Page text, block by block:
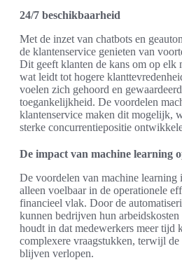
24/7 beschikbaarheid
Met de inzet van chatbots en
de klantenservice genieten van
Dit geeft klanten de kans om op elk
wat leidt tot hogere
voelen zich gehoord en
toegankelijkheid. De voordelen
klantenservice maken dit mogelijk,
sterke concurrentiepositie
De impact van machine learning
De voordelen van machine
alleen voelbaar in de operationele
financieel vlak. Door de
kunnen bedrijven hun
houdt in dat medewerkers meer tijd
complexere vraagstukken, terwijl de
blijven verlopen.